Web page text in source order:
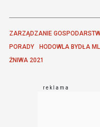
ZARZĄDZANIE
PORADY
HODOWLA BYDŁA
ŻNIWA 2021